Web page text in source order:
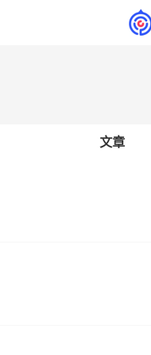
文章